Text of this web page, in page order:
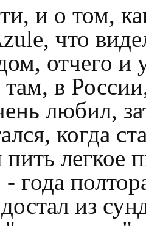
и о том,
что
отчего
в
любил,
когда
легкое
из